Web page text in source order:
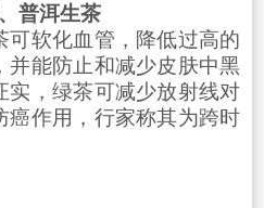
普洱生茶
软化血管，降低过高的
并能防止和减少皮肤中黑
实，绿茶可减少放射线对
癌作用，行家称其为跨时